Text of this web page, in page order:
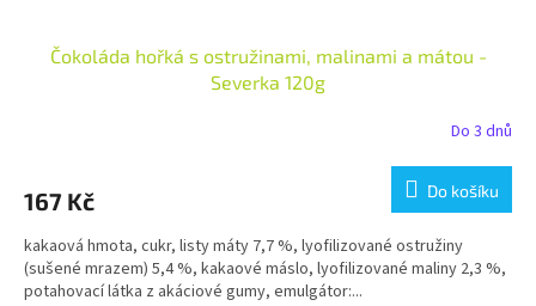
Čokoláda hořká s ostružinami, malinami a mátou -
Severka 120g
Do 3 dnů
167 Kč Do košíku
kakaová hmota, cukr, listy máty 7,7 %, lyofilizované ostružiny
(sušené mrazem) 5,4 %, kakaové máslo, lyofilizované maliny 2,3 %,
potahovací látka z akáciové gumy, emulgátor:...